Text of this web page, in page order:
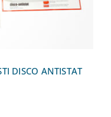
DISCO ANTISTAT